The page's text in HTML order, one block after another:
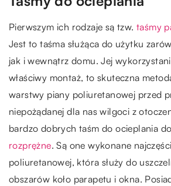
Pierwszym ich rodzaje są tzw. taśmy
Jest to taśma służąca do użytku
jak i wewnątrz domu. Jej
właściwy montaż, to skuteczna
warstwy piany poliuretanowej przed
niepożądanej dla nas wilgoci z
bardzo dobrych taśm do ocieplania
rozprężne. Są one wykonane
poliuretanowej, która służy do
obszarów koło parapetu i okna.